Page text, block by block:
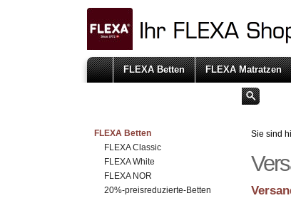
FLEXA Betten FLEXA Matratzen
FLEXA Betten
FLEXA Classic
FLEXA White
FLEXA NOR
20%-preisreduzierte-Betten
Sie sind